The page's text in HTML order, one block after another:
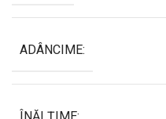
ADÂNCIME: